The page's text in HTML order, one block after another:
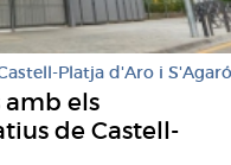
Platja d'Aro i S'Agaró
amb els
de Castell-